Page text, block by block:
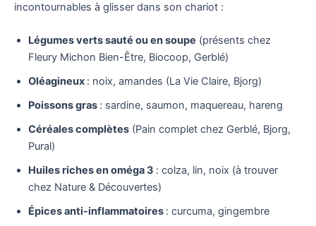
incontournables à glisser dans son chariot :
Légumes verts sauté ou en soupe (présents chez
Fleury Michon Bien-Être, Biocoop, Gerblé)
Oléagineux : noix, amandes (La Vie Claire, Bjorg)
Poissons gras : sardine, saumon, maquereau, hareng
Céréales complètes (Pain complet chez Gerblé, Bjorg,
Pural)
Huiles riches en oméga 3 : colza, lin, noix (à trouver
chez Nature & Découvertes)
Épices anti-inflammatoires : curcuma, gingembre